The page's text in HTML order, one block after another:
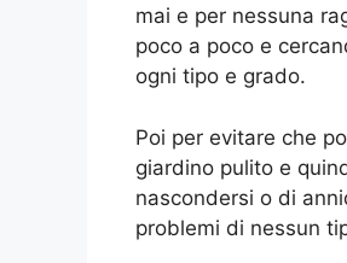
mai e per nessuna
poco a poco e
ogni tipo e grado.
Poi per evitare che
giardino pulito e
nascondersi o di
problemi di nessun